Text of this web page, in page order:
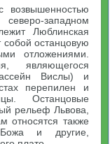
возвышенностью
западном
Люблинская
собой останцовую
отложениями.
являющегося
Вислы) и
перепилен и
Останцовые
рельеф Львова,
относятся также
и другие,